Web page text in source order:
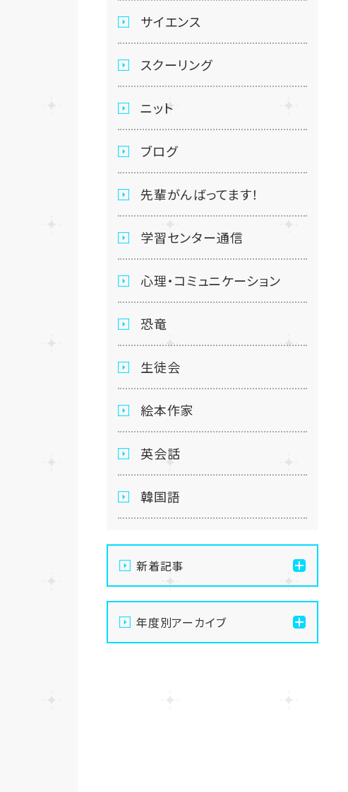
サイエンス
スクーリング
ニット
ブログ
先輩がんばってます！
学習センター通信
心理・コミュニケーション
恐竜
生徒会
絵本作家
英会話
韓国語
新着記事
【仙台】自分のペースで苦
手克服！AI大学進学専攻の
魅力を徹底解説します✨🤖
年度別アーカイブ